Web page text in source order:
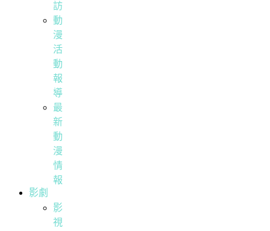
訪
動
漫
活
動
報
導
最
新
動
漫
情
報
影劇
影
視